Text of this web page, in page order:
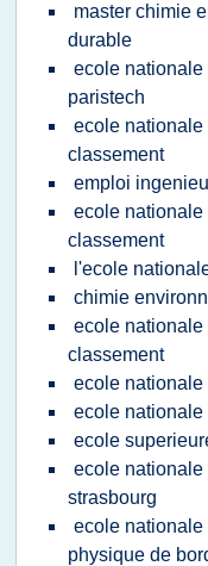
master chimie
durable
ecole
paristech
ecole
classement
emploi
ecole
classement
l'ecole
chimie
ecole
classement
ecole
ecole
ecole
ecole
strasbourg
ecole nationale
physique de